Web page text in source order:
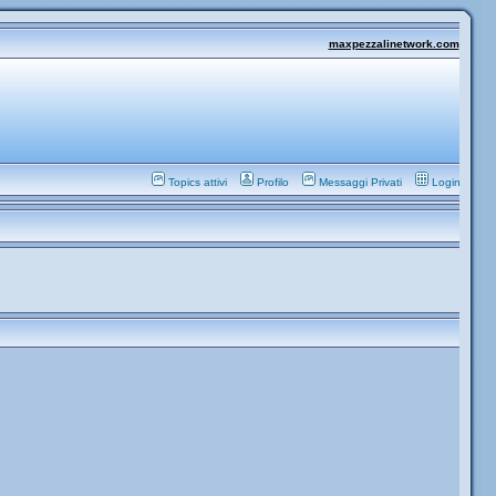
maxpezzalinetwork.com
Topics attivi Profilo Messaggi Privati Login